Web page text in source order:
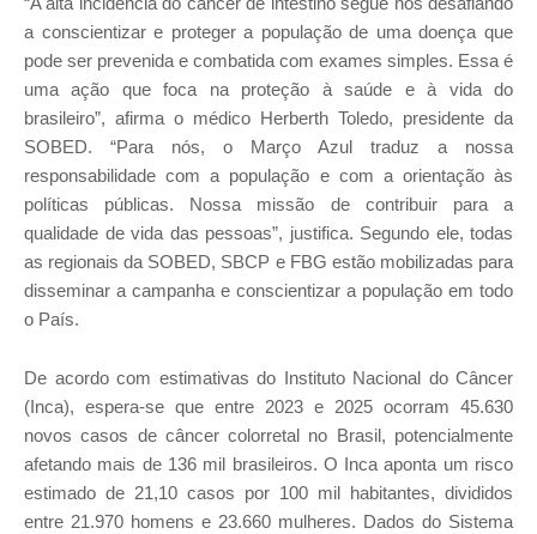
a conscientizar e proteger a população de uma doença que
pode ser prevenida e combatida com exames simples. Essa é
uma ação que foca na proteção à saúde e à vida do
brasileiro”, afirma o médico Herberth Toledo, presidente da
SOBED. “Para nós, o Março Azul traduz a nossa
responsabilidade com a população e com a orientação às
políticas públicas. Nossa missão de contribuir para a
qualidade de vida das pessoas”, justifica. Segundo ele, todas
as regionais da SOBED, SBCP e FBG estão mobilizadas para
disseminar a campanha e conscientizar a população em todo
o País.
De acordo com estimativas do Instituto Nacional do Câncer
(Inca), espera-se que entre 2023 e 2025 ocorram 45.630
novos casos de câncer colorretal no Brasil, potencialmente
afetando mais de 136 mil brasileiros. O Inca aponta um risco
estimado de 21,10 casos por 100 mil habitantes, divididos
entre 21.970 homens e 23.660 mulheres. Dados do Sistema